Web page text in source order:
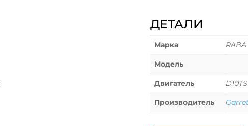
ДЕТАЛИ
Марка RABA
Модель
Двигатель
Производитель